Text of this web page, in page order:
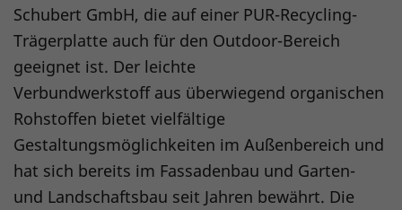
Schubert GmbH, die auf einer PUR-Recycling-
Trägerplatte auch für den Outdoor-Bereich
geeignet ist. Der leichte
Verbundwerkstoff aus überwiegend organischen
Rohstoffen bietet vielfältige
Gestaltungsmöglichkeiten im Außenbereich und
hat sich bereits im Fassadenbau und Garten-
und Landschaftsbau seit Jahren bewährt. Die